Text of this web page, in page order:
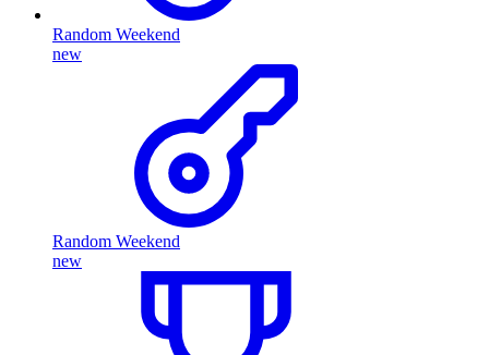
Random Weekend
new
Random Weekend
new